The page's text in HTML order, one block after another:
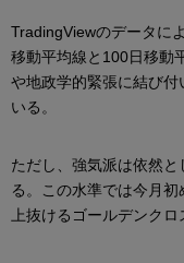
TradingViewのデータに
移動平均線と100日移動
や地政学的緊張に結び
いる。
ただし、強気派は依然
る。この水準では今月
上抜けるゴールデンクロ